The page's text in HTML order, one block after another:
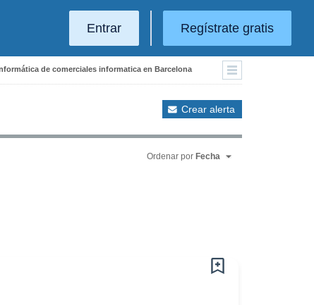
Entrar Regístrate gratis
de comerciales informatica en Barcelona
Crear alerta
Ordenar por Fecha